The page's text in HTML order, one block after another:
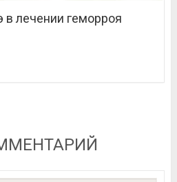
в лечении геморроя